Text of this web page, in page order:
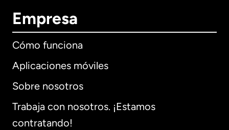
Empresa
Cómo funciona
Aplicaciones móviles
Sobre nosotros
Trabaja con nosotros. ¡Estamos
contratando!